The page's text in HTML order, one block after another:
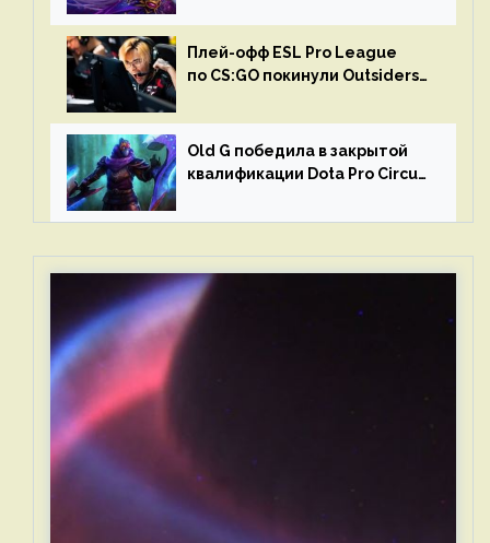
Плей-офф ESL Pro League
по CS:GO покинули Outsiders
Old G победила в закрытой
квалификации Dota Pro Circuit